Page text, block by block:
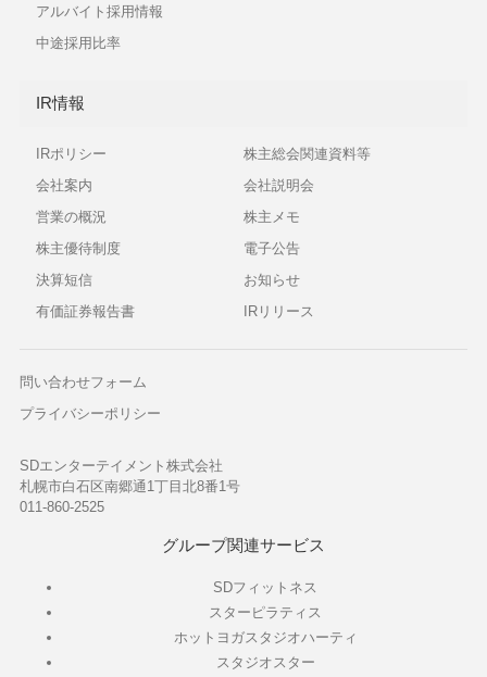
アルバイト採用情報
中途採用比率
IR情報
IRポリシー
会社案内
営業の概況
株主優待制度
決算短信
有価証券報告書
株主総会関連資料等
会社説明会
株主メモ
電子公告
お知らせ
IRリリース
問い合わせフォーム
プライバシーポリシー
SDエンターテイメント株式会社
札幌市白石区南郷通1丁目北8番1号
011-860-2525
グループ関連サービス
SDフィットネス
スターピラティス
ホットヨガスタジオハーティ
スタジオスター